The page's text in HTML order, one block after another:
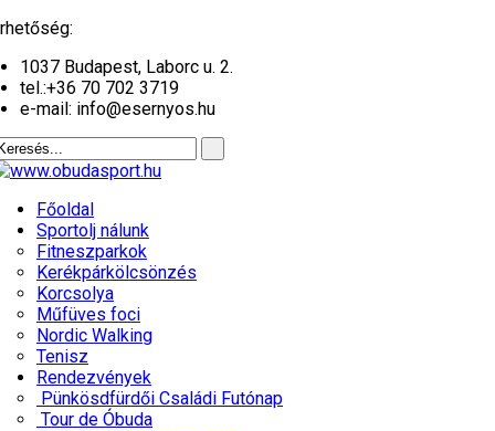
1037 Budapest, Laborc u. 2.
tel.:+36 70 702 3719
e-mail: info@esernyos.hu
Főoldal
Sportolj nálunk
Fitneszparkok
Kerékpárkölcsönzés
Korcsolya
Műfüves foci
Nordic Walking
Tenisz
Rendezvények
Pünkösdfürdői Családi Futónap
Tour de Óbuda